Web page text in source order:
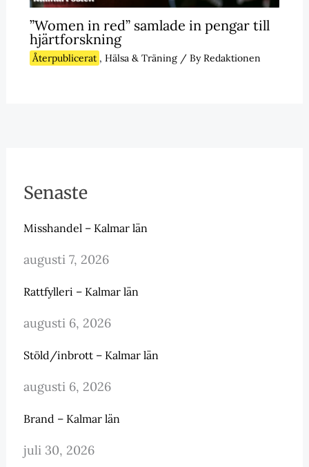
”Women in red” samlade in pengar till
hjärtforskning
Återpublicerat , Hälsa & Träning/ ByRedaktionen
Senaste
Misshandel – Kalmar län
augusti 7, 2026
Rattfylleri – Kalmar län
augusti 6, 2026
Stöld/inbrott – Kalmar län
augusti 6, 2026
Brand – Kalmar län
juli 30, 2026